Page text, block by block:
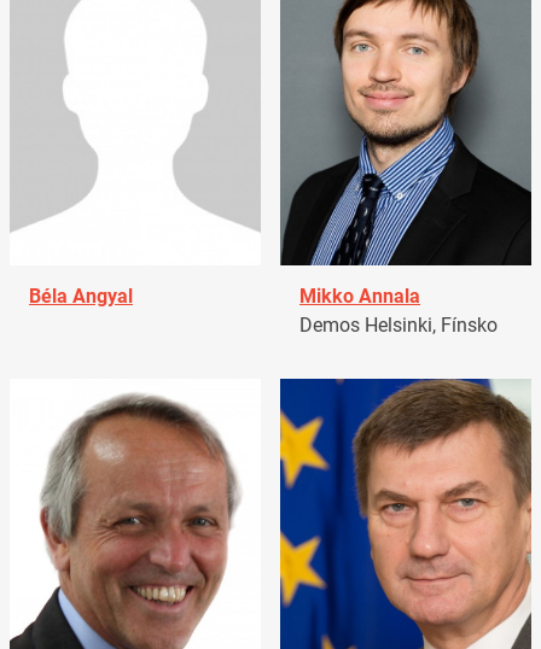
Béla Angyal
Mikko Annala
Demos Helsinki, Fínsko